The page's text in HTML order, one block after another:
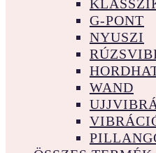
G-PONT
NYUSZI
WAND